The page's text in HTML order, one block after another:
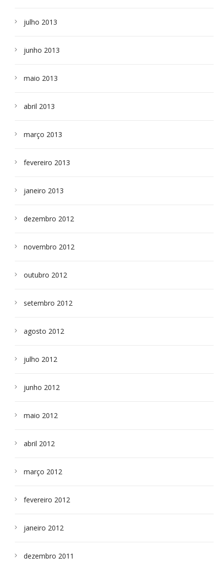
julho 2013
junho 2013
maio 2013
abril 2013
março 2013
fevereiro 2013
janeiro 2013
dezembro 2012
novembro 2012
outubro 2012
setembro 2012
agosto 2012
julho 2012
junho 2012
maio 2012
abril 2012
março 2012
fevereiro 2012
janeiro 2012
dezembro 2011